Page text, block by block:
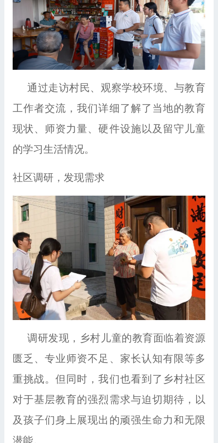
通过走访村民、观察学校环境、与教育
工作者交流，我们详细了解了当地的教育
现状、师资力量、硬件设施以及留守儿童
的学习生活情况。
社区调研，发现需求
调研发现，乡村儿童的教育面临着资源
匮乏、专业师资不足、家长认知有限等多
重挑战。但同时，我们也看到了乡村社区
对于基层教育的强烈需求与迫切期待，以
及孩子们身上展现出的顽强生命力和无限
潜能。